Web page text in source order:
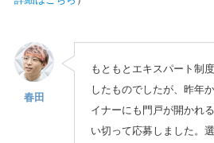
春田
もともとエキスパート制
したものでしたが、昨年
イナーにも門戸が開かれ
い切って応募しました。